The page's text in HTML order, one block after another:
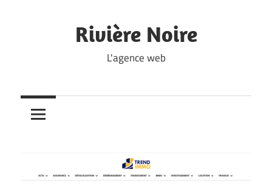
Rivière Noire
L'agence web